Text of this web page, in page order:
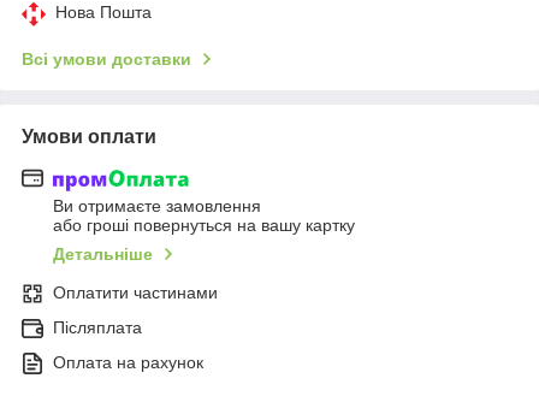
Нова Пошта
Всі умови доставки
Умови оплати
Ви отримаєте замовлення
або гроші повернуться на вашу картку
Детальніше
Оплатити частинами
Післяплата
Оплата на рахунок